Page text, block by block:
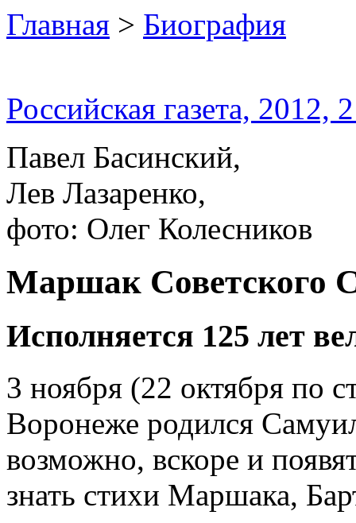
Главная > Биография
Российская газета, 2012,
Павел Басинский,
Лев Лазаренко,
фото: Олег Колесников
Маршак Советского
Исполняется 125 лет
3 ноября (22 октября по
Воронеже родился
возможно, вскоре и
знать стихи Маршака,